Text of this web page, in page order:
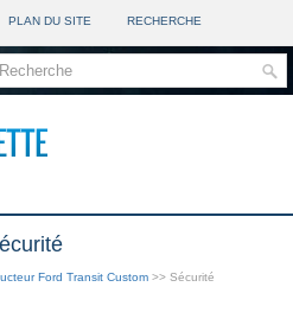
PLAN DU SITE RECHERCHE
Ford Transit Custom >> Sécurité